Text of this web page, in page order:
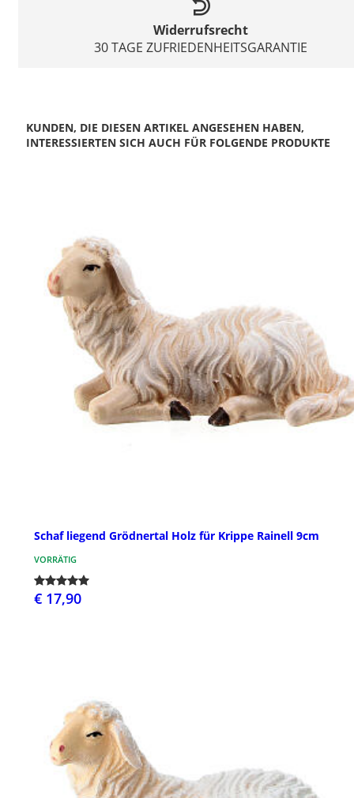
Widerrufsrecht
30 TAGE ZUFRIEDENHEITSGARANTIE
KUNDEN, DIE DIESEN ARTIKEL ANGESEHEN HABEN,
INTERESSIERTEN SICH AUCH FÜR FOLGENDE PRODUKTE
Schaf liegend Grödnertal Holz für Krippe Rainell 9cm
VORRÄTIG
€ 17,90